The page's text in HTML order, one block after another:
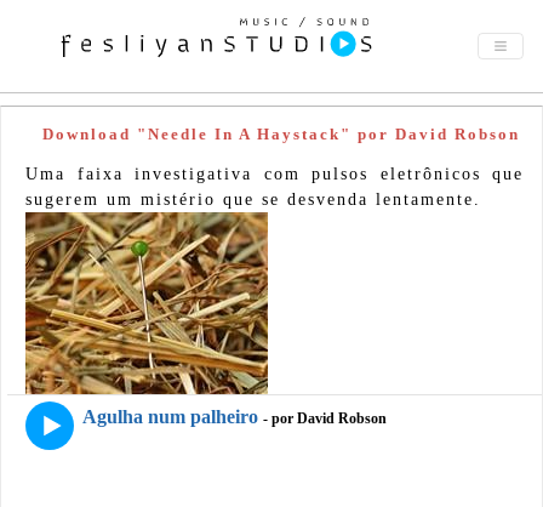
Download "Needle In A Haystack" por David Robson
Uma faixa investigativa com pulsos eletrônicos que
sugerem um mistério que se desvenda lentamente.
Agulha num palheiro - por David Robson